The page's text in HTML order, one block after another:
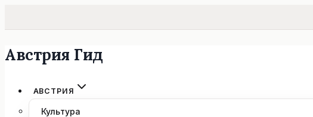
Перейти
содержимому
Австрия Гид
АВСТРИЯ
Культура